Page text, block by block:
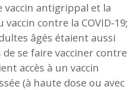
antigrippal et la
contre la COVID-19;
âgés étaient aussi
se faire vacciner contre
accès à un vaccin
(à haute dose ou avec